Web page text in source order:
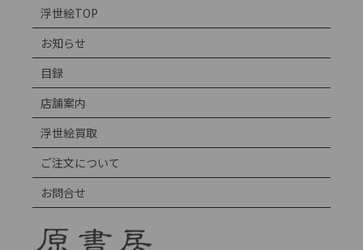
浮世絵TOP
お知らせ
目録
店舗案内
浮世絵買取
ご注文について
お問合せ